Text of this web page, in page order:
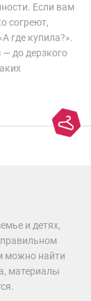
Если вам
согреют,
где купила?».
до дерзкого
и детях,
правильном
можно найти
материалы